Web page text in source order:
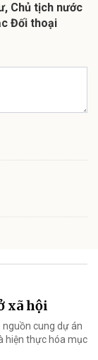
Chủ tịch nước
Đối thoại
xã hội
nguồn cung dự án
hiện thực hóa mục